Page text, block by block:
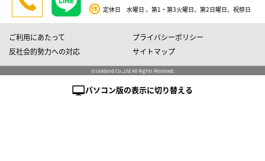
定休日 水曜日 、第1・第3火曜日、第2日曜日、祝祭日
ご利用にあたって
プライバシーポリシー
反社会的勢力への対応
サイトマップ
©saleland.Co.,Ltd All Rights Reserved.
パソコン版の表示に切り替える